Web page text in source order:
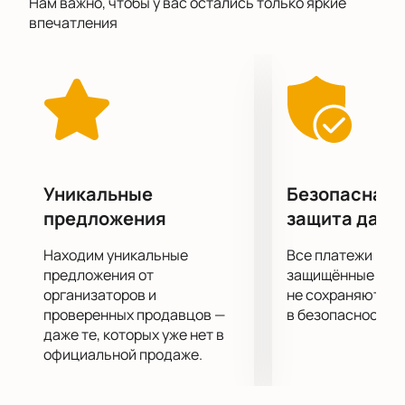
переплетены сопереживание, сочувствие, а также
победа вечных ценностей над ценностями
Если вы хотите полностью отвлечься и сбросить с
себя груз повседневных забот, то спектакль
поможет вам в этом. Вас ждет полное погружение в
сюжет, огромное удовольствие от актерской игры,
сопровождения.
Приятного просмотра!
впечатления
Уникальные
предложения
Находим уникальные
предложения от
организаторов и
проверенных продавцов —
даже те, которых уже нет в
официальной продаже.
Безопасная
защита
Все платежи
защищённые
не сохраняются
в безопасности.